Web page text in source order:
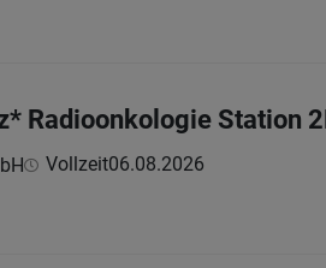
Radioonkologie Station
Vollzeit06.08.2026